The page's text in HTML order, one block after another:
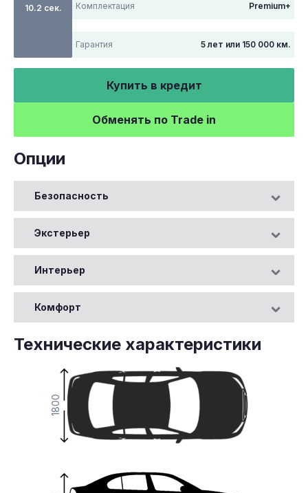
10.2 сек. Комплектация Premium+
Гарантия 5 лет или 150 000 км.
Купить в кредит
Обменять по Trade in
Опции
Безопасность
Экстерьер
Интерьер
Комфорт
Технические характеристики
1800